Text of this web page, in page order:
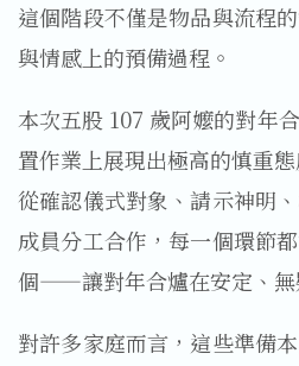
這個階段不僅是物品與流程
與情感上的預備過程。
本次五股 107 歲阿嬤的對年
置作業上展現出極高的慎重態
從確認儀式對象、請示神明
成員分工合作，每一個環節
個——讓對年合爐在安定、無
對許多家庭而言，這些準備